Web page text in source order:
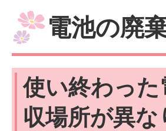
電池の廃
使い終わっ
収場所が異な